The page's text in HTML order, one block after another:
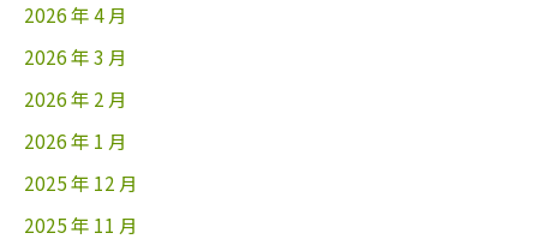
2026 年 4 月
2026 年 3 月
2026 年 2 月
2026 年 1 月
2025 年 12 月
2025 年 11 月